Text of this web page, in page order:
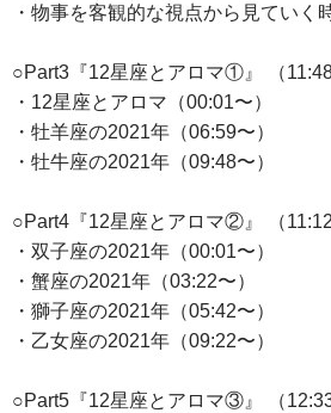
・物事を客観的な視点から見ていく
○Part3『12星座とアロマ①』 （11:48
・12星座とアロマ（00:01〜）
・牡羊座の2021年（06:59〜）
・牡牛座の2021年（09:48〜）
○Part4『12星座とアロマ②』 （11:12
・双子座の2021年（00:01〜）
・蟹座の2021年（03:22〜）
・獅子座の2021年（05:42〜）
・乙女座の2021年（09:22〜）
○Part5『12星座とアロマ③』 （12:33